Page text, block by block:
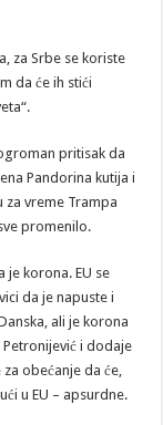
za Srbe se koriste
da će ih stići
pritisak da
Pandorina kutija i
za vreme Trampa
promenilo.
je korona. EU se
da je napuste i
ali je korona
Petronijević i dodaje
obećanje da će,
u EU – apsurdne.